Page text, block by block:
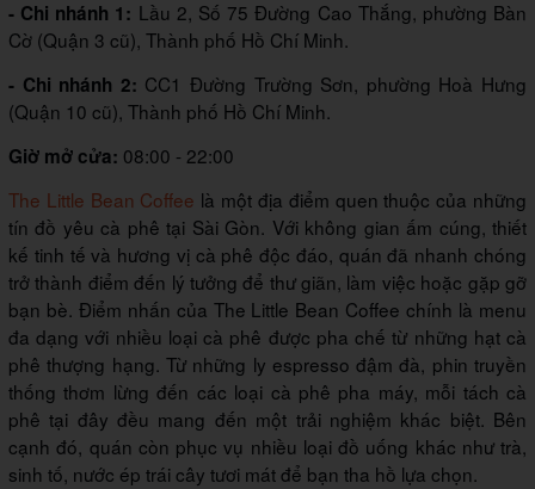
- Chi nhánh 1: Lầu 2, Số 75 Đường Cao Thắng, phường Bàn
Cờ (Quận 3 cũ), Thành phố Hồ Chí Minh.
- Chi nhánh 2: CC1 Đường Trường Sơn, phường Hoà Hưng
(Quận 10 cũ), Thành phố Hồ Chí Minh.
Giờ mở cửa: 08:00 - 22:00
The Little Bean Coffee là một địa điểm quen thuộc của những
tín đồ yêu cà phê tại Sài Gòn. Với không gian ấm cúng, thiết
kế tinh tế và hương vị cà phê độc đáo, quán đã nhanh chóng
trở thành điểm đến lý tưởng để thư giãn, làm việc hoặc gặp gỡ
bạn bè. Điểm nhấn của The Little Bean Coffee chính là menu
đa dạng với nhiều loại cà phê được pha chế từ những hạt cà
phê thượng hạng. Từ những ly espresso đậm đà, phin truyền
thống thơm lừng đến các loại cà phê pha máy, mỗi tách cà
phê tại đây đều mang đến một trải nghiệm khác biệt. Bên
cạnh đó, quán còn phục vụ nhiều loại đồ uống khác như trà,
sinh tố, nước ép trái cây tươi mát để bạn tha hồ lựa chọn.